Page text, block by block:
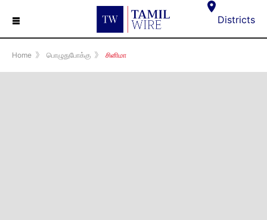
☰ Districts
Home 》 பொழுதுபோக்கு 》 சினிமா